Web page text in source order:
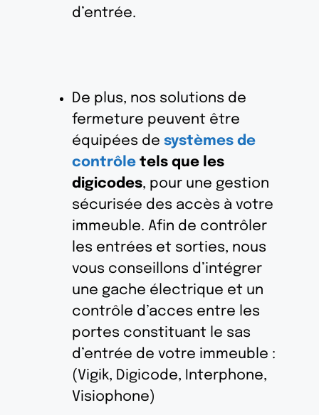
d’entrée.
De plus, nos solutions de
fermeture peuvent être
équipées de systèmes de
contrôle tels que les
digicodes, pour une gestion
sécurisée des accès à votre
immeuble. Afin de contrôler
les entrées et sorties, nous
vous conseillons d’intégrer
une gache électrique et un
contrôle d’acces entre les
portes constituant le sas
d’entrée de votre immeuble :
(Vigik, Digicode, Interphone,
Visiophone)